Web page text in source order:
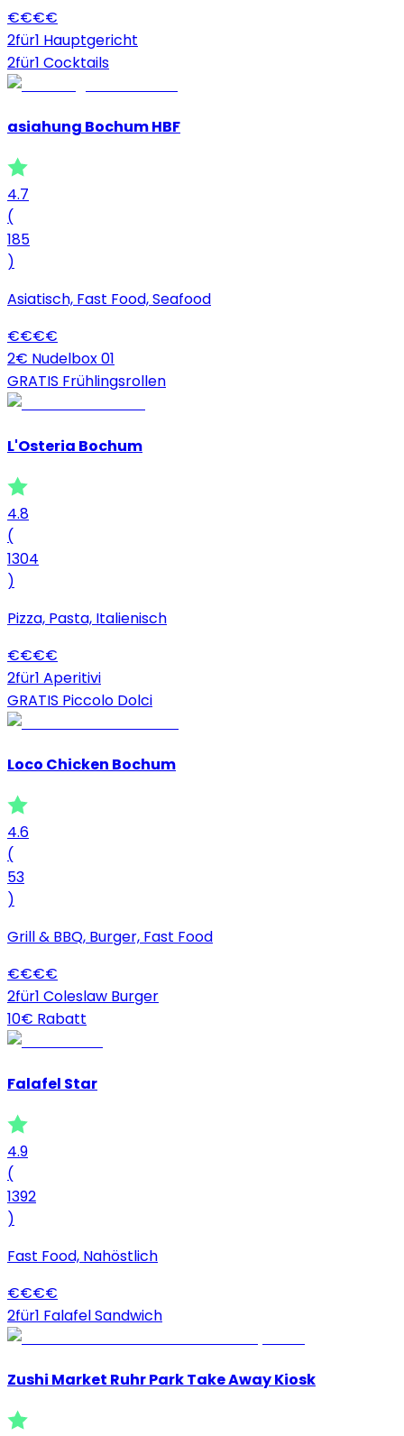
€€€€
2für1 Hauptgericht
2für1 Cocktails
asiahung Bochum HBF
4.7
(
185
)
Asiatisch, Fast Food, Seafood
€€€€
2€ Nudelbox 01
GRATIS Frühlingsrollen
L'Osteria Bochum
4.8
(
1304
)
Pizza, Pasta, Italienisch
€€€€
2für1 Aperitivi
GRATIS Piccolo Dolci
Loco Chicken Bochum
4.6
(
53
)
Grill & BBQ, Burger, Fast Food
€€€€
2für1 Coleslaw Burger
10€ Rabatt
Falafel Star
4.9
(
1392
)
Fast Food, Nahöstlich
€€€€
2für1 Falafel Sandwich
Zushi Market Ruhr Park Take Away Kiosk